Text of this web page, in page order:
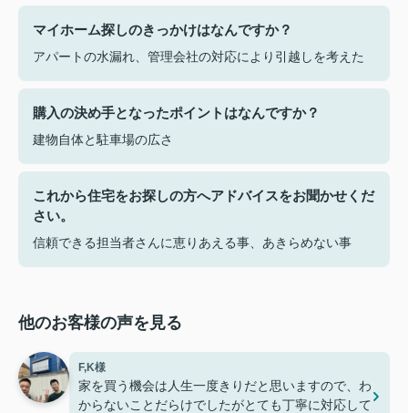
マイホーム探しのきっかけはなんですか？
アパートの水漏れ、管理会社の対応により引越しを考えた
購入の決め手となったポイントはなんですか？
建物自体と駐車場の広さ
これから住宅をお探しの方へアドバイスをお聞かせくだ
さい。
信頼できる担当者さんに恵りあえる事、あきらめない事
他のお客様の声を見る
F,K様
家を買う機会は人生一度きりだと思いますので、わ
からないことだらけでしたがとても丁寧に対応して